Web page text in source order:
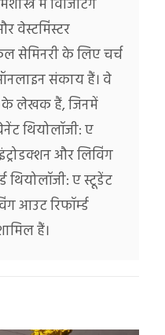
में विजिटिंग
वेस्टमिंस्टर
सेमिनरी के लिए चर्च
संकाय हैं। वे
लेखक हैं, जिनमें
थियोलॉजी: ए
और लिविंग
थियोलॉजी: ए स्टूडेंट
आउट रिफॉर्म्ड
हैं।